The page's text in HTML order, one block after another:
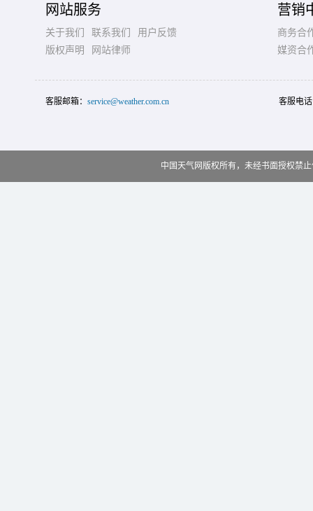
网站服务
关于我们 联系我们
用户反馈
版权声明
网站律师
营销
商务合
媒资合
客服邮箱： service@weather.com.cn 客服电
中国天气网版权所有，未经书面授权